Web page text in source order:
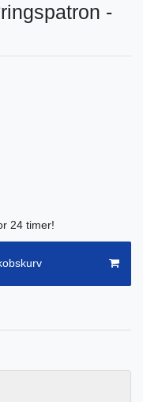
-
24 timer!